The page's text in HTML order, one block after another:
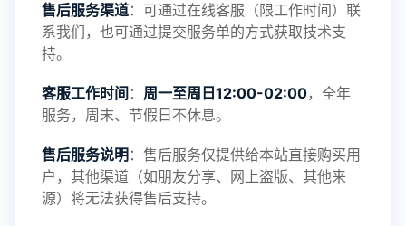
售后服务渠道：可通过在线客服（限工作时间）联
系我们，也可通过提交服务单的方式获取技术支
持。
客服工作时间 ： 周一至周日12:00-02:00，全年
服务，周末、节假日不休息。
售后服务说明 ：售后服务仅提供给本站直接购买用
户，其他渠道（如朋友分享、网上盗版、其他来
源）将无法获得售后支持。